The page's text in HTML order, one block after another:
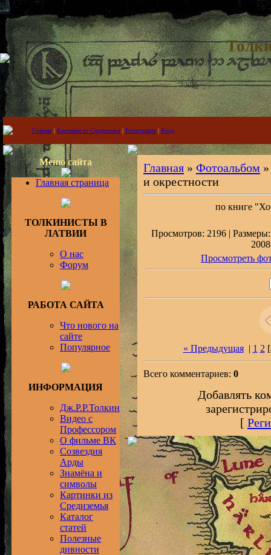
Главная | Картинки из Средиземья | Регистрация | Вход
Меню сайта
Главная страница
ТОЛКИНИСТЫ В
ЛАТВИИ
О нас
Форум
РАБОТА САЙТА
Что нового на
сайте
Популярное
ИНФОРМАЦИЯ
Дж.Р.Р.Толкин
Видео с
Профессором
О фильме ВК
Созвездия
Арды
Знамёна и
символы
Картинки из
Средиземья
Каталог
статей
Полезные
дивности
Главная » Фотоальбом
и окрестности
по книге
Просмотров: 2196 |
Просмотреть
« Предыдущая| 1 2 [
Всего комментариев: 0
Добавлять
[